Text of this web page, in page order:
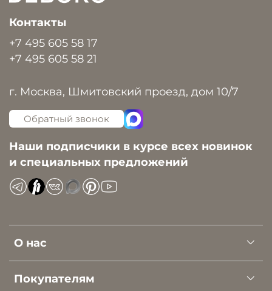
О нас
Покупателям
Контакты
+7 495 605 58 17
+7 495 605 58 21
г. Москва, Шмитовский проезд, дом 10/7
Обратный звонок
Наши подписчики в курсе всех новинок
и специальных предложений